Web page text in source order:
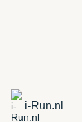
i-Run.nl